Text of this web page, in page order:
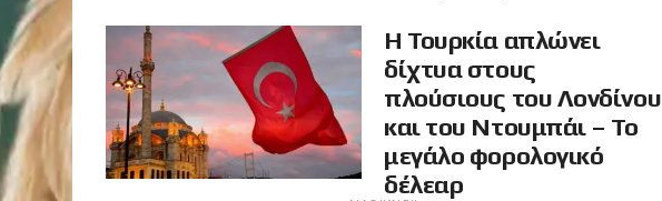
Η Τουρκία απλώνει
δίχτυα στους
πλούσιους του Λονδίνου
και του Ντουμπάι – Το
μεγάλο φορολογικό
δέλεαρ